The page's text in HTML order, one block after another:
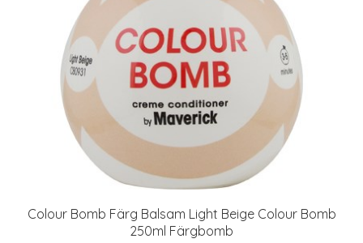
Colour Bomb Färg Balsam Light Beige Colour Bomb
250ml Färgbomb